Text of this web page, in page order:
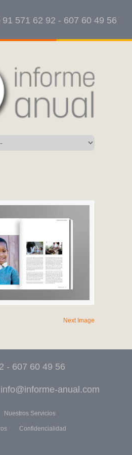
91 571 62 92 - 607 60 49 56
Next Image
- 607 60 49 56
info@informe-anual.com
Nuestros Servicios
Confidencialidad